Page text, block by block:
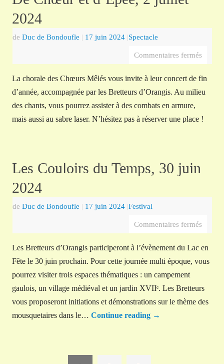
2024
deDuc de Bondoufle | 17 juin 2024 |Spectacle
Commentaires fermés
La chorale des Chœurs Mêlés vous invite à leur concert de fin
d’année, accompagnée par les Bretteurs d’Orangis. Au milieu
des chants, vous pourrez assister à des combats en armure,
mais aussi au sabre laser. N’hésitez pas à réserver une place !
Les Couloirs du Temps, 30 juin
2024
deDuc de Bondoufle | 17 juin 2024 |Festival
Commentaires fermés
Les Bretteurs d’Orangis participeront à l’évènement du Lac en
Fête le 30 juin prochain. Pour cette journée multi époque, vous
pourrez visiter trois espaces thématiques : un campement
gaulois, un village médiéval et un jardin XVIIᵉ. Les Bretteurs
vous proposeront initiations et démonstrations sur le thème des
mousquetaires dans le…Continue reading →